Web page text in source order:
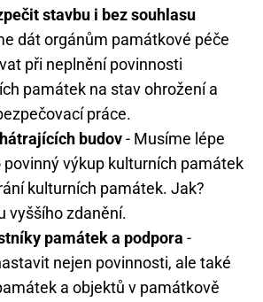
stavbu i bez souhlasu
dát orgánům památkové péče
při neplnění povinnosti
památek na stav ohrožení a
práce.
budov- Musíme lépe
povinný výkup kulturních památek
kulturních památek. Jak?
vyššího zdanění.
památek a podpora -
nejen povinnosti, ale také
a objektů v památkově